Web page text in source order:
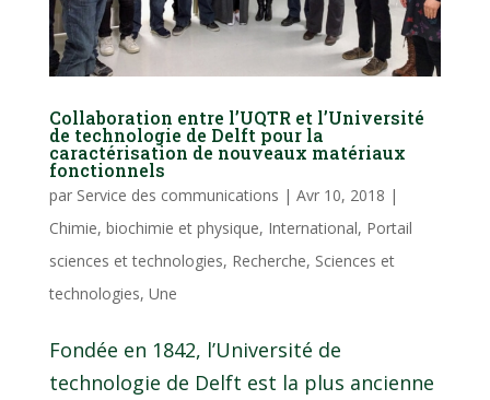
Collaboration entre l’UQTR et l’Université
de technologie de Delft pour la
caractérisation de nouveaux matériaux
fonctionnels
par Service des communications | Avr 10, 2018 |
Chimie, biochimie et physique, International, Portail
sciences et technologies, Recherche, Sciences et
technologies, Une
Fondée en 1842, l’Université de
technologie de Delft est la plus ancienne